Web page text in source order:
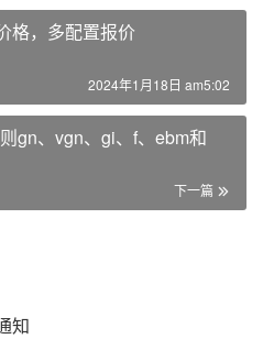
格，多配置报价
2024年1月18日 am5:02
gn、vgn、gi、f、ebm和
下一篇
知